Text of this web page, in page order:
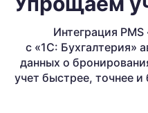
Интеграция
с «1С: Бухгалтерия»
данных о
учет быстрее, точнее и